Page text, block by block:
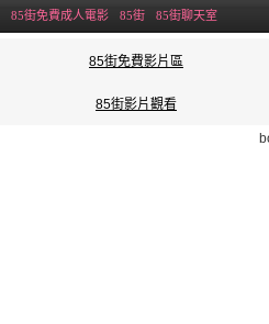
85街免費成人電影 85街 85街聊天室
85街免費影片區
85街影片觀看